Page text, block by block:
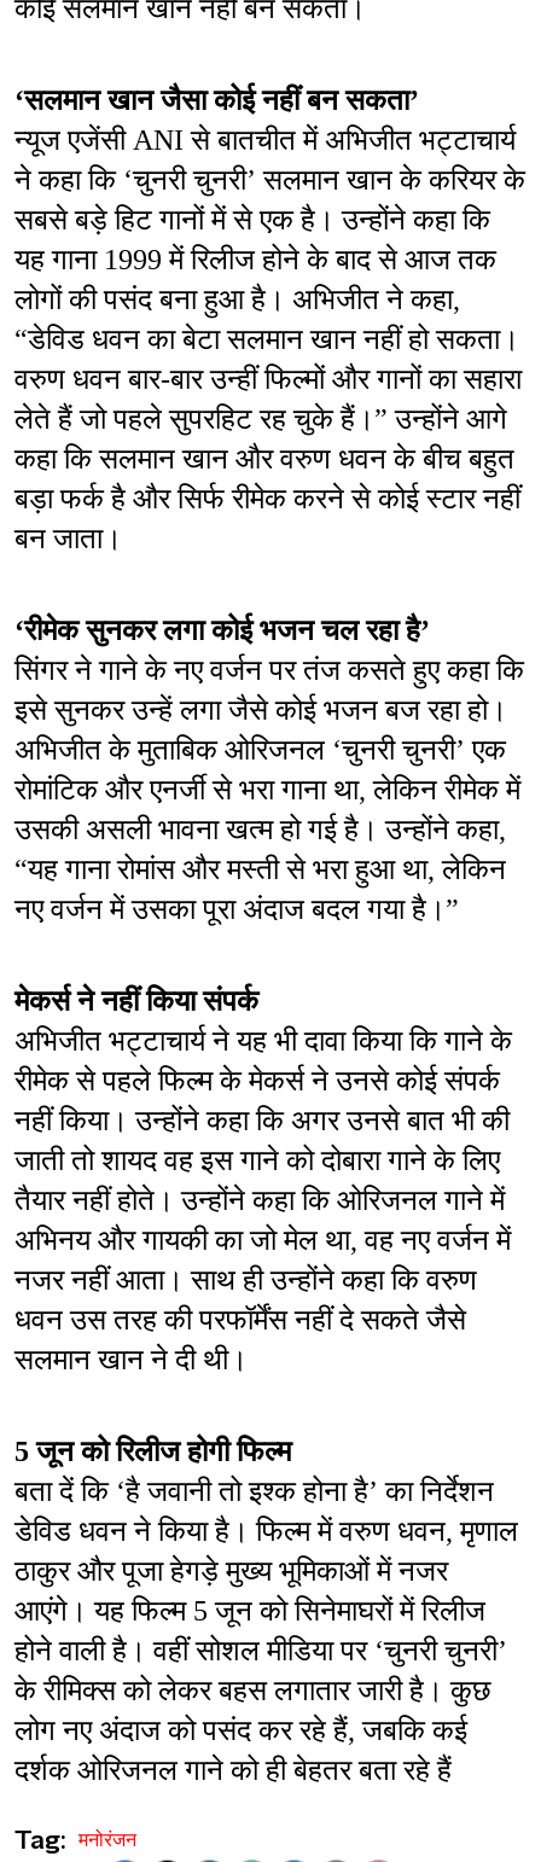
कोई सलमान खान नहीं बन सकता।
‘सलमान खान जैसा कोई नहीं बन सकता’
न्यूज एजेंसी ANI से बातचीत में अभिजीत भट्टाचार्य
ने कहा कि ‘चुनरी चुनरी’ सलमान खान के करियर के
सबसे बड़े हिट गानों में से एक है। उन्होंने कहा कि
यह गाना 1999 में रिलीज होने के बाद से आज तक
लोगों की पसंद बना हुआ है। अभिजीत ने कहा,
“डेविड धवन का बेटा सलमान खान नहीं हो सकता।
वरुण धवन बार-बार उन्हीं फिल्मों और गानों का सहारा
लेते हैं जो पहले सुपरहिट रह चुके हैं।” उन्होंने आगे
कहा कि सलमान खान और वरुण धवन के बीच बहुत
बड़ा फर्क है और सिर्फ रीमेक करने से कोई स्टार नहीं
बन जाता।
‘रीमेक सुनकर लगा कोई भजन चल रहा है’
सिंगर ने गाने के नए वर्जन पर तंज कसते हुए कहा कि
इसे सुनकर उन्हें लगा जैसे कोई भजन बज रहा हो।
अभिजीत के मुताबिक ओरिजनल ‘चुनरी चुनरी’ एक
रोमांटिक और एनर्जी से भरा गाना था, लेकिन रीमेक में
उसकी असली भावना खत्म हो गई है। उन्होंने कहा,
“यह गाना रोमांस और मस्ती से भरा हुआ था, लेकिन
नए वर्जन में उसका पूरा अंदाज बदल गया है।”
मेकर्स ने नहीं किया संपर्क
अभिजीत भट्टाचार्य ने यह भी दावा किया कि गाने के
रीमेक से पहले फिल्म के मेकर्स ने उनसे कोई संपर्क
नहीं किया। उन्होंने कहा कि अगर उनसे बात भी की
जाती तो शायद वह इस गाने को दोबारा गाने के लिए
तैयार नहीं होते। उन्होंने कहा कि ओरिजनल गाने में
अभिनय और गायकी का जो मेल था, वह नए वर्जन में
नजर नहीं आता। साथ ही उन्होंने कहा कि वरुण
धवन उस तरह की परफॉर्मेंस नहीं दे सकते जैसे
सलमान खान ने दी थी।
5 जून को रिलीज होगी फिल्म
बता दें कि ‘है जवानी तो इश्क होना है’ का निर्देशन
डेविड धवन ने किया है। फिल्म में वरुण धवन, मृणाल
ठाकुर और पूजा हेगड़े मुख्य भूमिकाओं में नजर
आएंगे। यह फिल्म 5 जून को सिनेमाघरों में रिलीज
होने वाली है। वहीं सोशल मीडिया पर ‘चुनरी चुनरी’
के रीमिक्स को लेकर बहस लगातार जारी है। कुछ
लोग नए अंदाज को पसंद कर रहे हैं, जबकि कई
दर्शक ओरिजनल गाने को ही बेहतर बता रहे हैं
Tag: मनोरंजन